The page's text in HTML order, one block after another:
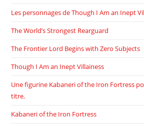
Les personnages de Though I Am an Inept
The World’s Strongest Rearguard
The Frontier Lord Begins with Zero Subjects
Though I Am an Inept Villainess
Une figurine Kabaneri of the Iron Fortress
titre.
Kabaneri of the Iron Fortress